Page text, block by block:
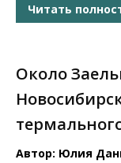
Читать
Около
Автор: Юлия